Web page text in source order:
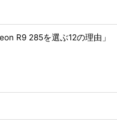
R9 285を選ぶ12の理由」